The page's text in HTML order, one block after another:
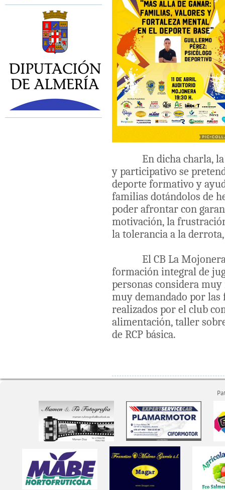
En dicha charla, la
y participativo se
deporte formativo y
familias dotándolos de
poder afrontar con
motivación, la
la tolerancia a la
El CB La Mojonera
formación integral de
personas considera
muy demandado por las
realizados por el club
alimentación, taller
de RCP básica.